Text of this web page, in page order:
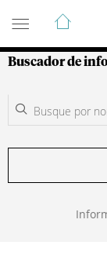
Guía de
Buscador de